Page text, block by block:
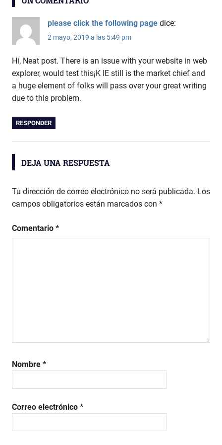
entradas
please click the following page dice:
2 mayo, 2019 a las 5:49 pm
Hi, Neat post. There is an issue with your website in web
explorer, would test this¡K IE still is the market chief and
a huge element of folks will pass over your great writing
due to this problem.
RESPONDER
DEJA UNA RESPUESTA
Tu dirección de correo electrónico no será publicada. Los
campos obligatorios están marcados con *
Comentario *
Nombre *
Correo electrónico *